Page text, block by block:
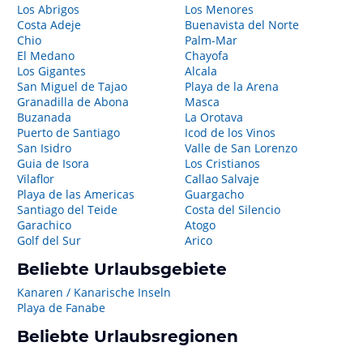
Los Abrigos
Costa Adeje
Chio
El Medano
Los Gigantes
San Miguel de Tajao
Granadilla de Abona
Buzanada
Puerto de Santiago
San Isidro
Guia de Isora
Vilaflor
Playa de las Americas
Santiago del Teide
Garachico
Golf del Sur
Los Menores
Buenavista del Norte
Palm-Mar
Chayofa
Alcala
Playa de la Arena
Masca
La Orotava
Icod de los Vinos
Valle de San Lorenzo
Los Cristianos
Callao Salvaje
Guargacho
Costa del Silencio
Atogo
Arico
Beliebte Urlaubsgebiete
Kanaren / Kanarische Inseln
Playa de Fanabe
Beliebte Urlaubsregionen